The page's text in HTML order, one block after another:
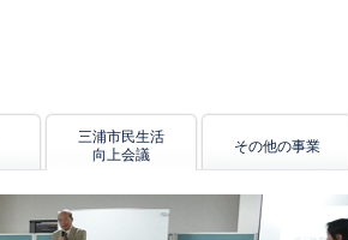
三浦市民生活
向上会議
その他の事業